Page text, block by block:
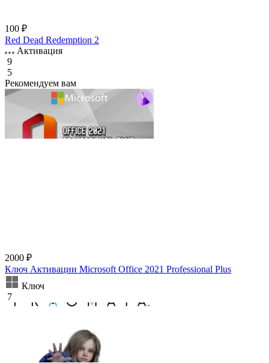
100 ₽
Red Dead Redemption 2
Активация
9
5
Рекомендуем вам
2000 ₽
Ключ Активации Microsoft Office 2021 Professional Plus
Ключ
7